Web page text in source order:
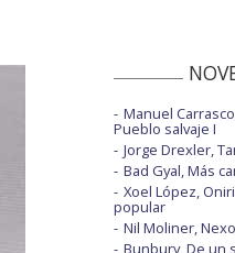
Manuel
Pueblo salvaje I
Jorge Drexler,
Bad Gyal, Más
Xoel López,
popular
Nil Moliner, Nexo
Bunbury, De un